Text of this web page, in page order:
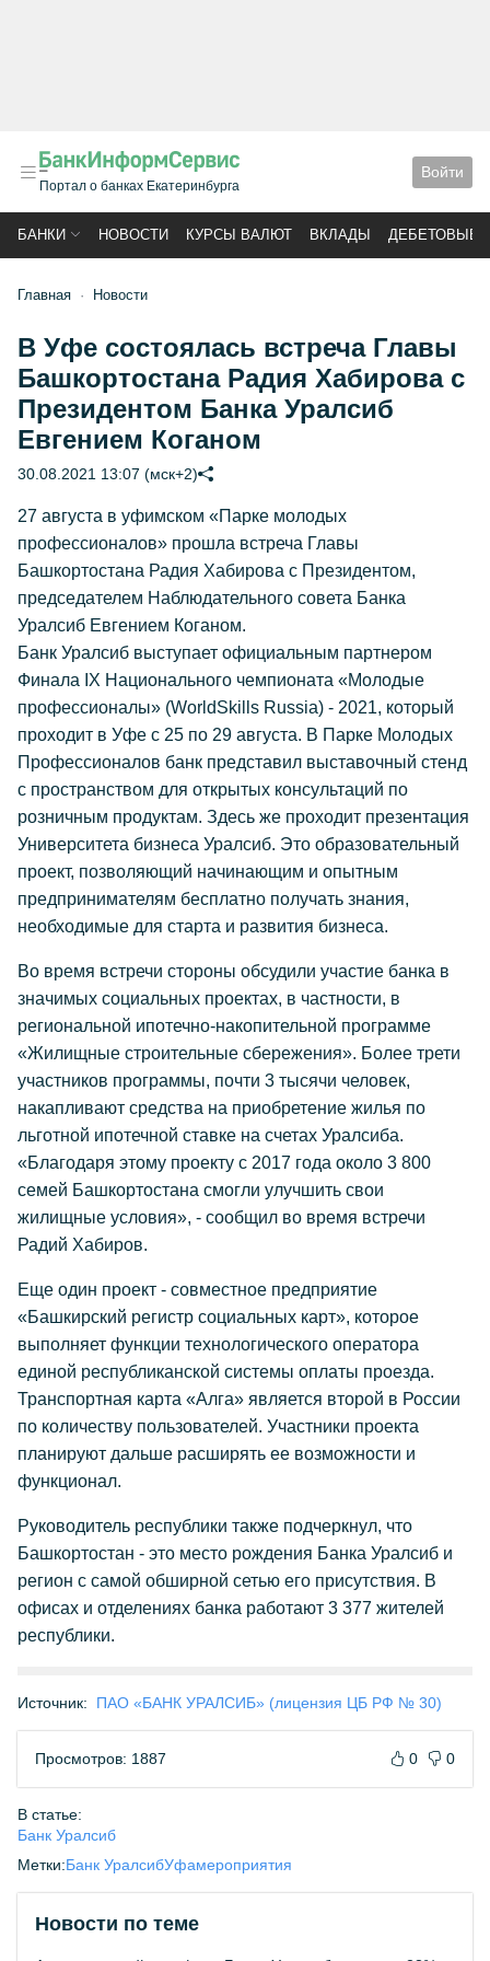
Портал о банках Екатеринбурга
Войти
БАНКИ НОВОСТИ КУРСЫ ВАЛЮТ ВКЛАДЫ ДЕБЕТОВЫЕ
Главная Новости
В Уфе состоялась встреча Главы
Башкортостана Радия Хабирова с
Президентом Банка Уралсиб
Евгением Коганом
30.08.2021 13:07 (мск+2)
27 августа в уфимском «Парке молодых
профессионалов» прошла встреча Главы
Башкортостана Радия Хабирова с Президентом,
председателем Наблюдательного совета Банка
Уралсиб Евгением Коганом.
Банк Уралсиб выступает официальным партнером
Финала IX Национального чемпионата «Молодые
профессионалы» (WorldSkills Russia) - 2021, который
проходит в Уфе с 25 по 29 августа. В Парке Молодых
Профессионалов банк представил выставочный стенд
с пространством для открытых консультаций по
розничным продуктам. Здесь же проходит презентация
Университета бизнеса Уралсиб. Это образовательный
проект, позволяющий начинающим и опытным
предпринимателям бесплатно получать знания,
необходимые для старта и развития бизнеса.
Во время встречи стороны обсудили участие банка в
значимых социальных проектах, в частности, в
региональной ипотечно-накопительной программе
«Жилищные строительные сбережения». Более трети
участников программы, почти 3 тысячи человек,
накапливают средства на приобретение жилья по
льготной ипотечной ставке на счетах Уралсиба.
«Благодаря этому проекту с 2017 года около 3 800
семей Башкортостана смогли улучшить свои
жилищные условия», - сообщил во время встречи
Радий Хабиров.
Еще один проект - совместное предприятие
«Башкирский регистр социальных карт», которое
выполняет функции технологического оператора
единой республиканской системы оплаты проезда.
Транспортная карта «Алга» является второй в России
по количеству пользователей. Участники проекта
планируют дальше расширять ее возможности и
функционал.
Руководитель республики также подчеркнул, что
Башкортостан - это место рождения Банка Уралсиб и
регион с самой обширной сетью его присутствия. В
офисах и отделениях банка работают 3 377 жителей
республики.
Источник: ПАО «БАНК УРАЛСИБ» (лицензия ЦБ РФ № 30)
Просмотров: 1887 0 0
В статье:
Банк Уралсиб
Метки:Банк УралсибУфамероприятия
Новости по теме